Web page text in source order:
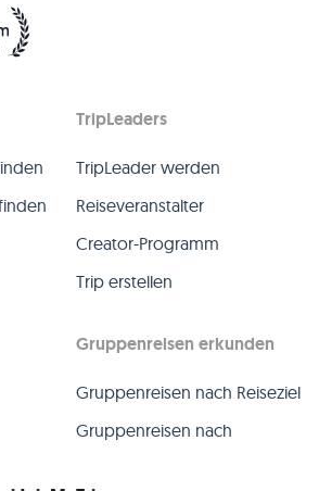
TripLeaders
TripLeader werden
Reiseveranstalter
Creator-Programm
Trip erstellen
Gruppenreisen erkunden
Gruppenreisen nach Reiseziel
Gruppenreisen nach